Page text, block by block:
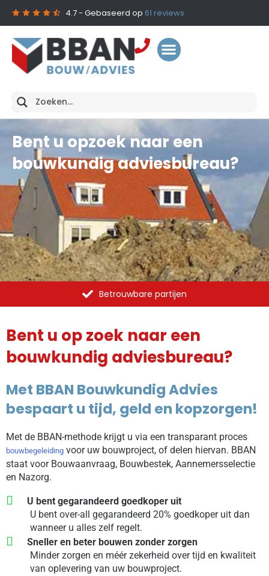
4.7- Gebaseerd op 61 reviews
Bent u opzoek naar een
bouwkundig adviesbureau?
Betrouwbare partijen
Bent u op zoek naar een
bouwkundig adviesbureau?
Met BBAN Bouwkundig Advies
bespaart u tijd, geld en kopzorgen!
Met de BBAN-methode krijgt u via een transparant proces
bouwbegeleiding voor uw bouwproject, of delen hiervan. BBAN
staat voor Bouwaanvraag, Bouwbestek, Aannemersselectie
en Nazorg.
U bent gegarandeerd goedkoper uit
U bent over-all gegarandeerd 20% goedkoper uit dan
wanneer u alles zelf regelt.
Sneller en beter bouwen zonder zorgen
Minder zorgen en méér zekerheid over tijd en kwaliteit
van oplevering van uw bouwproject.